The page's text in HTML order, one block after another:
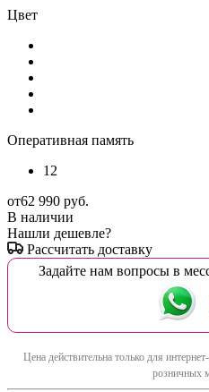
Цвет
Оперативная память
12
от62 990 руб.
В наличии
Нашли дешевле?
Рассчитать доставку
Задайте нам вопросы в
Цена действительна только для
розничных